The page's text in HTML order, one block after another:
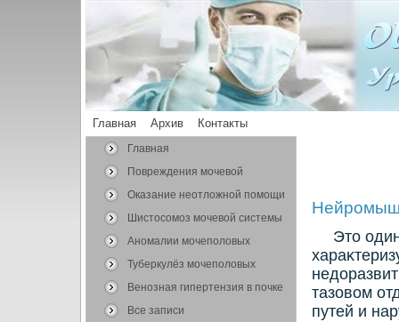
Главная Архив Контакты
Главная
Повреждения мочевой
системы
Оказание неотложной помощи
Шистосомоз мочевой системы
Аномалии мочеполовых
органов
Туберкулёз мочеполовых
органов
Венозная гипертензия в почке
Все записи
Это
тазовοм
путей и